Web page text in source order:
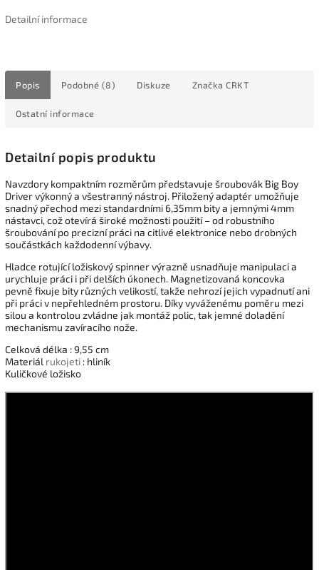
Detailní informace
Popis Podobné (8) Diskuze Značka CRKT
Ostatní informace
Detailní popis produktu
Navzdory kompaktním rozměrům představuje šroubovák Big Boy
Driver výkonný a všestranný nástroj. Přiložený adaptér umožňuje
snadný přechod mezi standardními 6,35mm bity a jemnými 4mm
nástavci, což otevírá široké možnosti použití – od robustního
šroubování po precizní práci na citlivé elektronice nebo drobných
součástkách každodenní výbavy.
Hladce rotující ložiskový spinner výrazně usnadňuje manipulaci a
urychluje práci i při delších úkonech. Magnetizovaná koncovka
pevně fixuje bity různých velikostí, takže nehrozí jejich vypadnutí ani
při práci v nepřehledném prostoru. Díky vyváženému poměru mezi
silou a kontrolou zvládne jak montáž polic, tak jemné doladění
mechanismu zavíracího nože.
Celková délka : 9,55 cm
Materiál rukojeti : hliník
Kuličkové ložisko